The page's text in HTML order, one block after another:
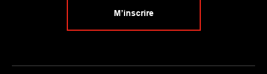
M’inscrire